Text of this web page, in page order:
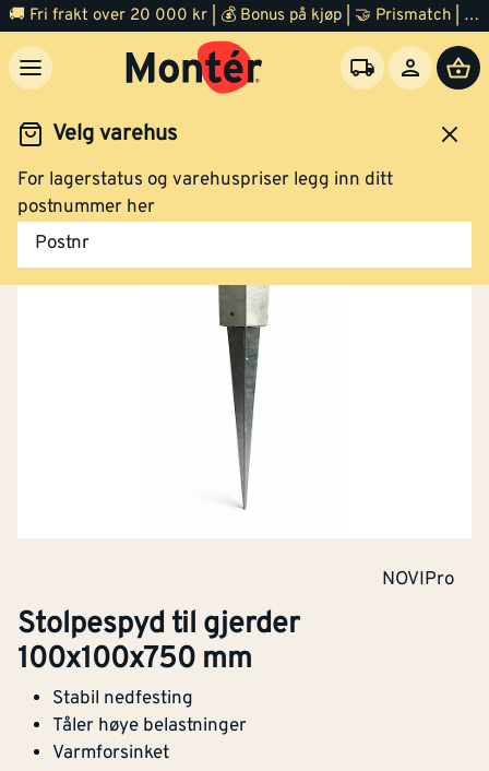
🚚 Fri frakt over 20 000 kr | 💰 Bonus på kjøp | 🤝 Prismatch | ⭐ 100% fornøyd garanti | 🏪 140 byggevarehus
Velg varehus
For lagerstatus og varehuspriser legg inn ditt
postnummer her
Postnr
Festemidler Beslag og hengsler
NOVIPro
Stolpespyd til gjerder
100x100x750 mm
Stabil nedfesting
Tåler høye belastninger
Varmforsinket